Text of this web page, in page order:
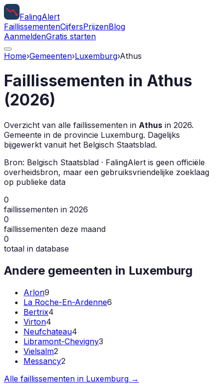
FalingAlert
FaillissementenCijfersPrijzenBlog
AanmeldenGratis starten
Home›Gemeenten›Luxemburg›Athus
Faillissementen in Athus
(2026)
Overzicht van alle faillissementen in Athus in 2026.
Gemeente in de provincie Luxemburg. Dagelijks
bijgewerkt vanuit het Belgisch Staatsblad.
Bron: Belgisch Staatsblad · FalingAlert is geen officiële
overheidsbron, maar een gebruiksvriendelijke zoeklaag
op publieke data
0
faillissementen in 2026
0
faillissementen deze maand
0
totaal in database
Andere gemeenten in Luxemburg
Arlon9
La Roche-En-Ardenne6
Bertrix4
Virton4
Neufchateau4
Libramont-Chevigny3
Vielsalm2
Messancy2
Alle faillissementen in Luxemburg →